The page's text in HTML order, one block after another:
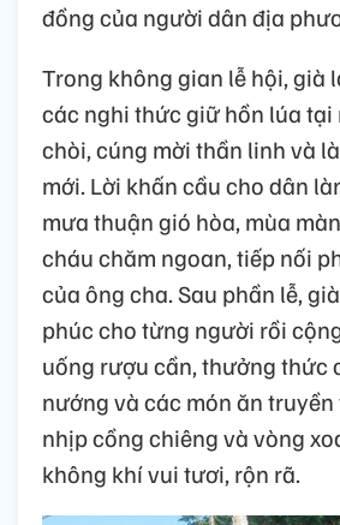
đồng của người dân địa
Trong không gian lễ hội, già
các nghi thức giữ hồn lúa tại
chòi, cúng mời thần linh và
mới. Lời khấn cầu cho dân
mưa thuận gió hòa, mùa
cháu chăm ngoan, tiếp nối
của ông cha. Sau phần lễ,
phúc cho từng người rồi
uống rượu cần, thưởng thức
nướng và các món ăn
nhịp cồng chiêng và vòng
không khí vui tươi, rộn rã.